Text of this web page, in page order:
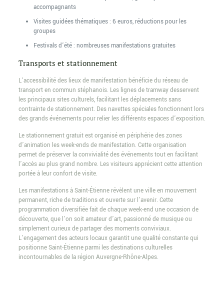
accompagnants
Visites guidées thématiques : 6 euros, réductions pour les
groupes
Festivals d’été : nombreuses manifestations gratuites
Transports et stationnement
L’accessibilité des lieux de manifestation bénéficie du réseau de
transport en commun stéphanois. Les lignes de tramway desservent
les principaux sites culturels, facilitant les déplacements sans
contrainte de stationnement. Des navettes spéciales fonctionnent lors
des grands événements pour relier les différents espaces d’exposition.
Le stationnement gratuit est organisé en périphérie des zones
d’animation les week-ends de manifestation. Cette organisation
permet de préserver la convivialité des événements tout en facilitant
l’accès au plus grand nombre. Les visiteurs apprécient cette attention
portée à leur confort de visite.
Les manifestations à Saint-Étienne révèlent une ville en mouvement
permanent, riche de traditions et ouverte sur l’avenir. Cette
programmation diversifiée fait de chaque week-end une occasion de
découverte, que l’on soit amateur d’art, passionné de musique ou
simplement curieux de partager des moments conviviaux.
L’engagement des acteurs locaux garantit une qualité constante qui
positionne Saint-Étienne parmi les destinations culturelles
incontournables de la région Auvergne-Rhône-Alpes.